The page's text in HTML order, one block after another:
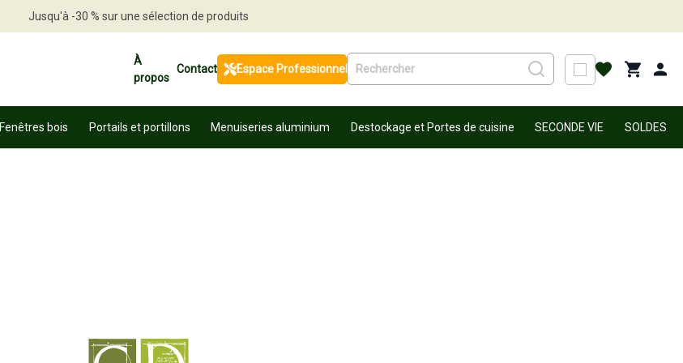
Jusqu'à -30 % sur une sélection de produits
À
propos
Contact Espace Professionnel
Fenêtres bois Portails et portillons Menuiseries aluminium Destockage et Portes de cuisine SECONDE VIE SOLDES